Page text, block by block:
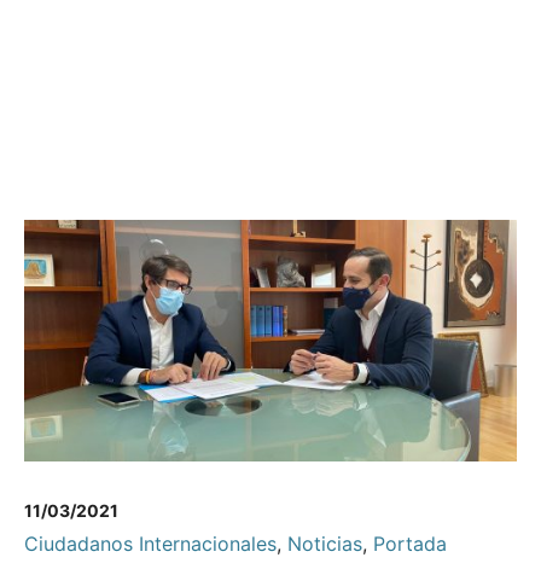
11/03/2021
Ciudadanos Internacionales, Noticias, Portada